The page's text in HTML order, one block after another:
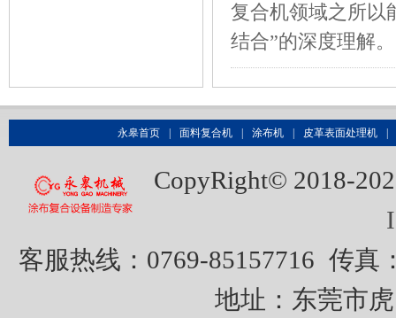
复合机领域之所以
结合”的深度理解
永皋首页 | 面料复合机 | 涂布机 | 皮革表面处理机 |
CopyRight© 2018-
客服热线：0769-85157716 传真
地址：东莞市